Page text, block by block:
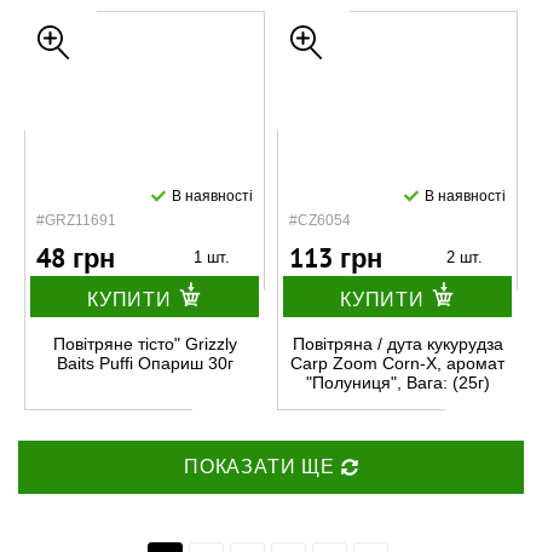
#GRZ11691
В наявності
48 грн 1 шт.
КУПИТИ
Повітряне тісто" Grizzly
Baits Puffi Опариш 30г
#CZ6054
В наявності
113 грн 2 шт.
КУПИТИ
Повітряна / дута кукурудза
Carp Zoom Corn-X, аромат
"Полуниця", Вага: (25г)
ПОКАЗАТИ ЩЕ